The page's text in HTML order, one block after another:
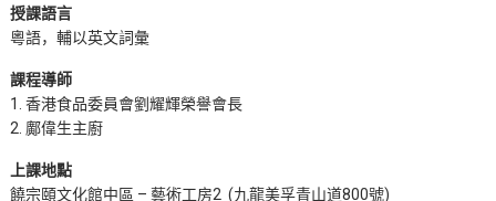
授課語言
粵語，輔以英文詞彙
課程導師
1. 香港食品委員會劉耀輝榮譽會長
2. 鄺偉生主廚
上課地點
饒宗頤文化館中區 – 藝術工房2 (九龍美孚青山道800號)